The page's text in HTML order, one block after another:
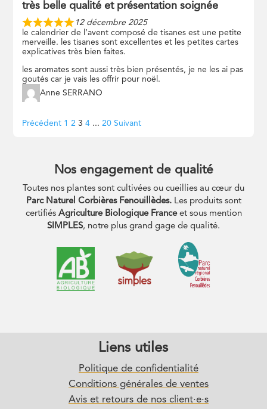
très belle qualité et présentation soignée
12 décembre 2025
le calendrier de l’avent composé de tisanes est une petite
merveille. les tisanes sont excellentes et les petites cartes
explicatives très bien faites.
les aromates sont aussi très bien présentés, je ne les ai pas
goutés car je vais les offrir pour noël.
Anne SERRANO
Navigation
Précédent Page
1 Page
2 Page
3 Page
4 ... Page
20 Suivant
Nos engagement de qualité
Toutes nos plantes sont cultivées ou cueillies au cœur du
Parc Naturel Corbières Fenouillèdes.Les produits sont
certifiésAgriculture Biologique Franceet sous mention
SIMPLES, notre plus grand gage de qualité.
Liens utiles
Politique de confidentialité
Conditions générales de ventes
Avis et retours de nos client·e·s